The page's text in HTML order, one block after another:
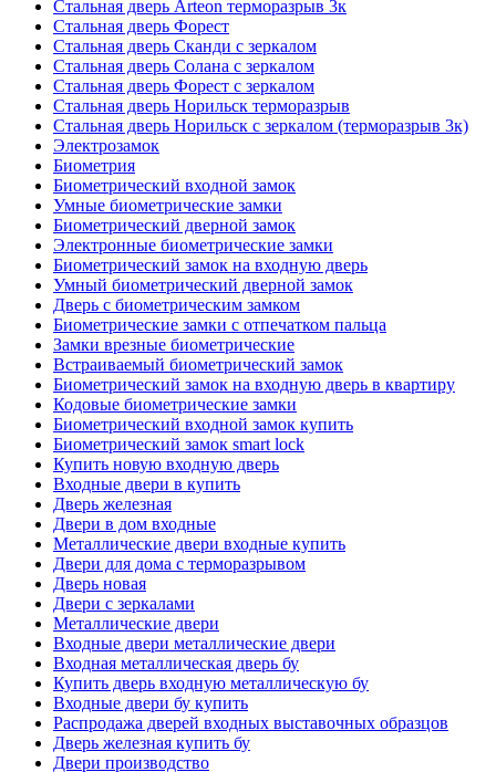
Стальная дверь Arteon терморазрыв 3к
Стальная дверь Форест
Стальная дверь Сканди с зеркалом
Стальная дверь Солана с зеркалом
Стальная дверь Форест с зеркалом
Стальная дверь Норильск терморазрыв
Стальная дверь Норильск с зеркалом (терморазрыв 3к)
Электрозамок
Биометрия
Биометрический входной замок
Умные биометрические замки
Биометрический дверной замок
Электронные биометрические замки
Биометрический замок на входную дверь
Умный биометрический дверной замок
Дверь с биометрическим замком
Биометрические замки с отпечатком пальца
Замки врезные биометрические
Встраиваемый биометрический замок
Биометрический замок на входную дверь в квартиру
Кодовые биометрические замки
Биометрический входной замок купить
Биометрический замок smart lock
Купить новую входную дверь
Входные двери в купить
Дверь железная
Двери в дом входные
Металлические двери входные купить
Двери для дома с терморазрывом
Дверь новая
Двери с зеркалами
Металлические двери
Входные двери металлические двери
Входная металлическая дверь бу
Купить дверь входную металлическую бу
Входные двери бу купить
Распродажа дверей входных выставочных образцов
Дверь железная купить бу
Двери производство